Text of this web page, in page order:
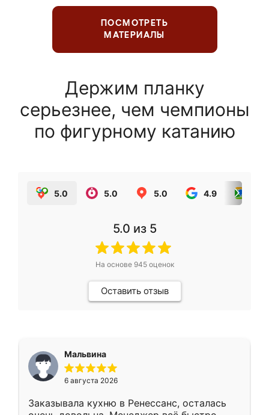
ПОСМОТРЕТЬ
МАТЕРИАЛЫ
Держим планку
серьезнее, чем чемпионы
по фигурному катанию
5.0 5.0 5.0 4.9
5.0 из 5
На основе 945оценок
Оставить отзыв
Мальвина
6 августа 2026
Заказывала кухню в Ренессанс, осталась